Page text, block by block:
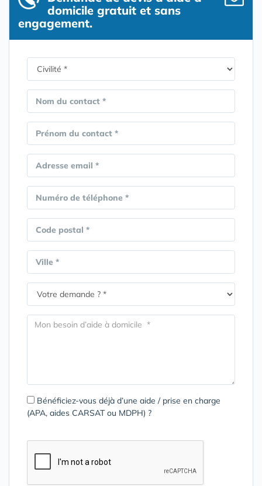
domicile gratuit et sans
engagement.
Nom du contact *
Prénom du contact *
Adresse email *
Numéro de téléphone *
Code postal *
Ville *
Bénéficiez-vous déjà d’une aide / prise en charge
(APA, aides CARSAT ou MDPH) ?